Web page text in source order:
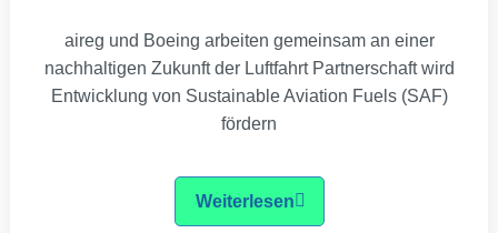
aireg und Boeing arbeiten gemeinsam an einer
nachhaltigen Zukunft der Luftfahrt Partnerschaft wird
Entwicklung von Sustainable Aviation Fuels (SAF)
fördern
Weiterlesen